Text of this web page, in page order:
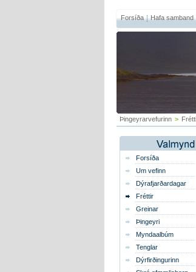
Forsíða Hafa samband
Þingeyrarvefurinn >
Forsíða
Um vefinn
Dýrafjarðardagar
Fréttir
Greinar
Þingeyri
Myndaalbúm
Tenglar
Dýrfirðingurinn